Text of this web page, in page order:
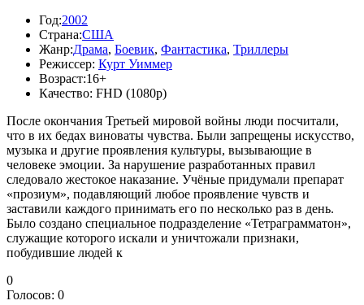
Год:2002
Страна:США
Жанр:Драма, Боевик, Фантастика, Триллеры
Режиссер: Курт Уиммер
Возраст:16+
Качество: FHD (1080p)
После окончания Третьей мировой войны люди посчитали,
что в их бедах виноваты чувства. Были запрещены искусство,
музыка и другие проявления культуры, вызывающие в
человеке эмоции. За нарушение разработанных правил
следовало жестокое наказание. Учёные придумали препарат
«прозиум», подавляющий любое проявление чувств и
заставили каждого принимать его по несколько раз в день.
Было создано специальное подразделение «Тетраграмматон»,
служащие которого искали и уничтожали признаки,
побудившие людей к
0
Голосов: 0